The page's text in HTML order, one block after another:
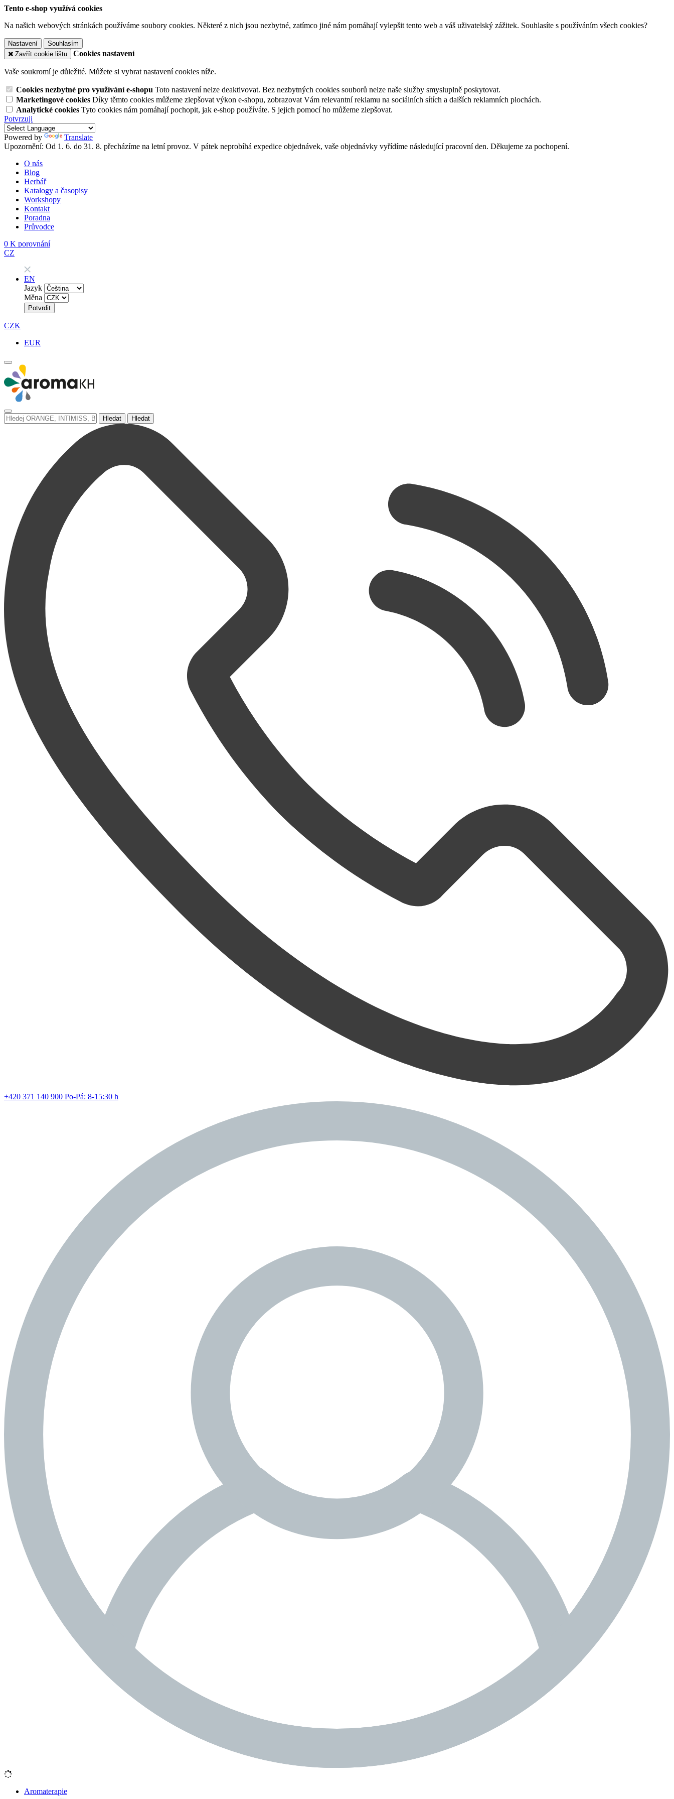
Tento e-shop využívá cookies
Na našich webových stránkách používáme soubory cookies. Některé z nich jsou nezbytné, zatímco jiné nám pomáhají vylepšit tento web a váš uživatelský zážitek. Souhlasíte s používáním všech cookies?
Nastavení
Souhlasím
Zavřít cookie lištu
Cookies nastavení
Vaše soukromí je důležité. Můžete si vybrat nastavení cookies níže.
Cookies nezbytné pro využívání e-shopu Toto nastavení nelze deaktivovat. Bez nezbytných cookies souborů nelze naše služby smysluplně poskytovat.
Marketingové cookies Díky těmto cookies můžeme zlepšovat výkon e-shopu, zobrazovat Vám relevantní reklamu na sociálních sítích a dalších reklamních plochách.
Analytické cookies Tyto cookies nám pomáhají pochopit, jak e-shop používáte. S jejich pomocí ho můžeme zlepšovat.
Potvrzuji
Powered by
Translate
Upozornění: Od 1. 6. do 31. 8. přecházíme na letní provoz. V pátek neprobíhá expedice objednávek, vaše objednávky vyřídíme následující pracovní den. Děkujeme za pochopení.
O nás
Blog
Herbář
Katalogy a časopisy
Workshopy
Kontakt
Poradna
Průvodce
0 K porovnání
CZ
EN
Jazyk
Měna
Potvrdit
CZK
EUR
Hledat Hledat
+420 371 140 900 Po-Pá: 8-15:30 h
Aromaterapie
Lev vstupuje
na scénu...
OBJEVOVAT